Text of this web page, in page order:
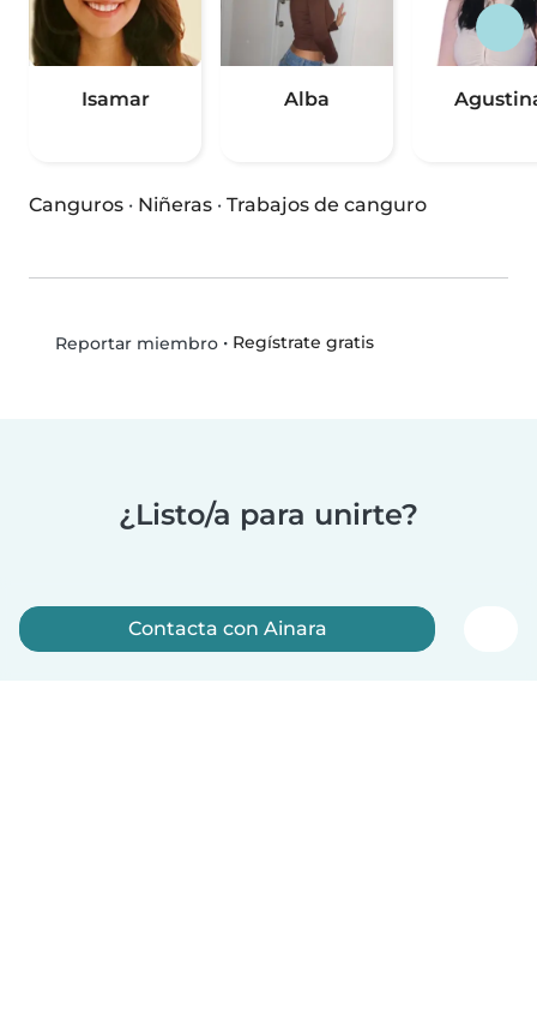
Isamar Alba
Canguros · Niñeras · Trabajos de canguro
Reportar miembro• Regístrate gratis
¿Listo/a para unirte?
Contacta con Ainara